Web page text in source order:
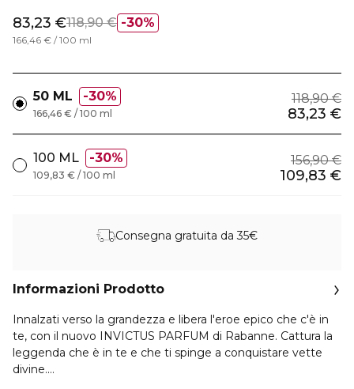
30%
83,23 €118,90 €
166,46 € / 100 ml
50 ML 30% 118,90 €
83,23 €
166,46 € / 100 ml
100 ML 30% 156,90 €
109,83 €
109,83 € / 100 ml
Consegna gratuita da 35€
Informazioni Prodotto
Innalzati verso la grandezza e libera l'eroe epico che c'è in
te, con il nuovo INVICTUS PARFUM di Rabanne. Cattura la
leggenda che è in te e che ti spinge a conquistare vette
divine.